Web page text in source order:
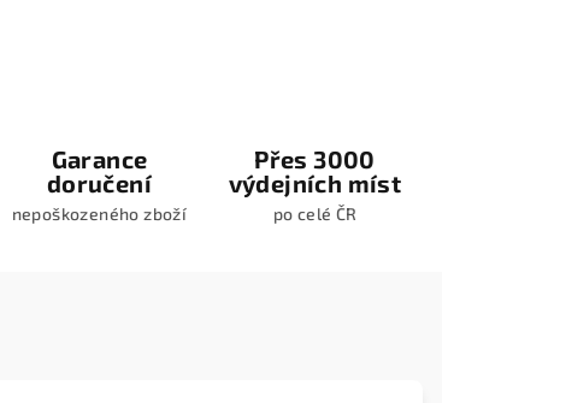
Garance
doručení
nepoškozeného zboží
Přes 3000
výdejních míst
po celé ČR